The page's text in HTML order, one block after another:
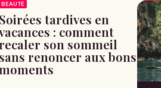
BEAUTÉ
Soirées tardives en
: comment
son sommeil
sans renoncer aux bons